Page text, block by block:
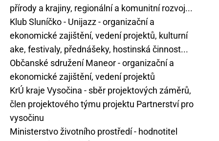
přírody a krajiny, regionální a komunitní rozvoj...
Klub Sluníčko - Unijazz - organizační a
ekonomické zajištění, vedení projektů, kulturní
ake, festivaly, přednášeky, hostinská činnost...
Občanské sdružení Maneor - organizační a
ekonomické zajištění, vedení projektů
KrÚ kraje Vysočina - sběr projektových záměrů,
člen projektového týmu projektu Partnerství pro
vysočinu
Ministerstvo životního prostředí - hodnotitel